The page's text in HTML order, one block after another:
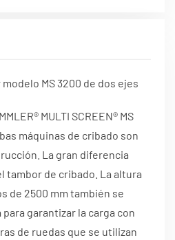
MULTI SCREEN® MS
máquinas de cribado son
La gran diferencia
tambor de cribado. La altura
de 2500 mm también se
garantizar la carga con
de ruedas que se utilizan